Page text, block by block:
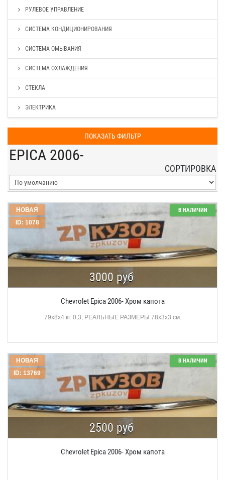
РУЛЕВОЕ УПРАВЛЕНИЕ
СИСТЕМА КОНДИЦИОНИРОВАНИЯ
СИСТЕМА ОМЫВАНИЯ
СИСТЕМА ОХЛАЖДЕНИЯ
СТЕКЛА
ЭЛЕКТРИКА
ПОКАЗАТЬ ФИЛЬТР
EPICA 2006-
СОРТИРОВКА
Chevrolet Epica 2006- Хром капота
79х8х4 кг. 0,3, РЕАЛЬНЫЕ РАЗМЕРЫ 78х3х3 см.
ID: 1078
НОВАЯ
3000 руб
В НАЛИЧИИ
Chevrolet Epica 2006- Хром капота
ID: 13769
НОВАЯ
2500 руб
В НАЛИЧИИ